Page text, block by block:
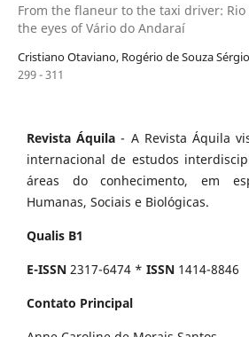
From the flaneur to the taxi driver:
the eyes of Vário do Andaraí
Cristiano Otaviano, Rogério de Souza
299 - 311
Revista Áquila - A Revista Áquila
internacional de estudos
áreas do conhecimento, em
Humanas, Sociais e Biológicas.
Qualis B1
E-ISSN 2317-6474 * ISSN 1414-8846
Contato Principal